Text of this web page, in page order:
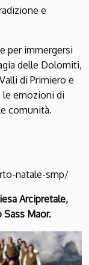
e
per immergersi
delle Dolomiti,
di Primiero e
le emozioni di
comunità.
natale-smp/
Arcipretale,
Sass Maor.